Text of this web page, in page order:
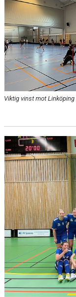
Viktig vinst mot